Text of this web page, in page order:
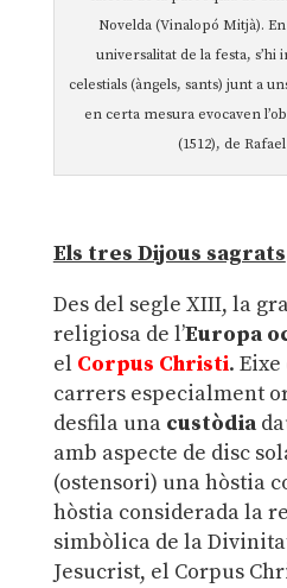
Novelda (Vinalopó Mitjà).
universalitat de la festa, s’hi
celestials (àngels, sants) junt a
en certa mesura evocaven
(1512), de
Els tres Dijous sagrats
Des del segle XIII, la
religiosa de l’Europa
el Corpus Christi.
carrers especialment
desfila una custòdia
amb aspecte de disc
(ostensori) una hòstia
hòstia considerada la
simbòlica de la
Jesucrist, el Corpus